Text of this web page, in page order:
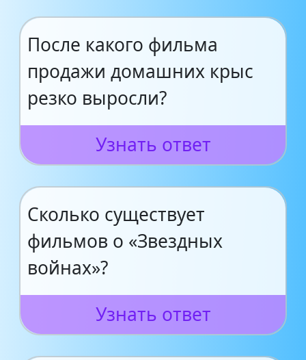
После какого фильма
продажи домашних крыс
резко выросли?
Узнать ответ
Сколько существует
фильмов о «Звездных
войнах»?
Узнать ответ